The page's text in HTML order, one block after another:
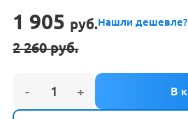
2 260руб.
составляла
260 руб..
1 905 руб.
905 руб..
Нашли дешевле?